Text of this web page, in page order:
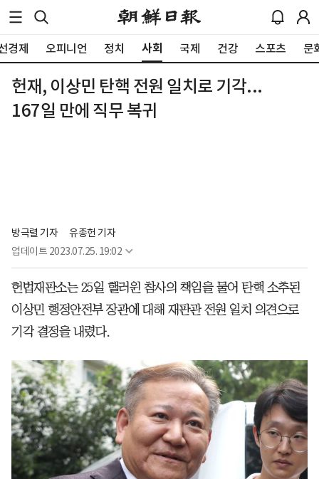
경제 오피니언 정치 사회 국제 건강 스포츠 문
헌재, 이상민 탄핵 전원 일치로 기각...
167일 만에 직무 복귀
방극렬 기자
유종헌 기자
업데이트 2023.07.25. 19:02
헌법재판소는 25일 핼러윈 참사의 책임을 물어 탄핵 소추된
이상민 행정안전부 장관에 대해 재판관 전원 일치 의견으로
기각 결정을 내렸다.